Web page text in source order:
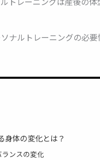
ナルトレーニングの必
身体の変化とは？
ンスの変化